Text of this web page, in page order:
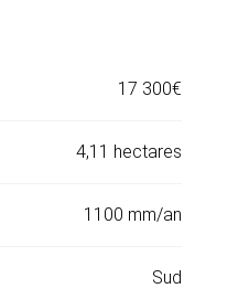
17 300€
4,11 hectares
1100 mm/an
Sud